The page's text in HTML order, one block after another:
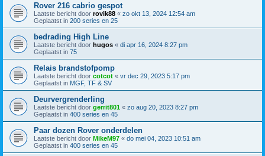
Rover 216 cabrio gespot
Laatste bericht door rovik88 « zo okt 13, 2024 12:54 am
Geplaatst in 200 series en 25
bedrading High Line
Laatste bericht door hugos « di apr 16, 2024 8:27 pm
Geplaatst in 75
Relais brandstofpomp
Laatste bericht door cotcot « vr dec 29, 2023 5:17 pm
Geplaatst in MGF, TF & SV
Deurvergrenderling
Laatste bericht door gerrit801 « zo aug 20, 2023 8:27 pm
Geplaatst in 400 series en 45
Paar dozen Rover onderdelen
Laatste bericht door MikeM97 « do mei 04, 2023 10:51 am
Geplaatst in 400 series en 45